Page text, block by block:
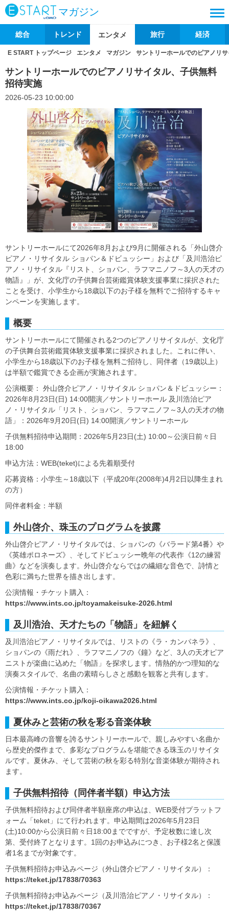
マガジン
総合 トレンド エンタメ 旅行 経済
E START トップページ エンタメ マガジン サントリーホールでのピアノリ
サントリーホールでのピアノリサイタル、子供無料
招待実施
2026-05-23 10:00:00
サントリーホールにて2026年8月および9月に開催される「外山啓介
ピアノ・リサイタル ショパン＆ドビュッシー」および「及川浩治ピ
アノ・リサイタル『リスト、ショパン、ラフマニノフ～3人の天才の
物語』」が、文化庁の子供舞台芸術鑑賞体験支援事業に採択された
ことを受け、小学生から18歳以下のお子様を無料でご招待するキャ
ンペーンを実施します。
概要
サントリーホールにて開催される2つのピアノリサイタルが、文化庁
の子供舞台芸術鑑賞体験支援事業に採択されました。これに伴い、
小学生から18歳以下のお子様を無料ご招待し、同伴者（19歳以上）
は半額で鑑賞できる企画が実施されます。
公演概要： 外山啓介ピアノ・リサイタル ショパン＆ドビュッシー：
2026年8月23日(日) 14:00開演／サントリーホール 及川浩治ピア
ノ・リサイタル「リスト、ショパン、ラフマニノフ～3人の天才の物
語」：2026年9月20日(日) 14:00開演／サントリーホール
子供無料招待申込期間：2026年5月23日(土) 10:00～公演日前々日
18:00
申込方法：WEB(teket)による先着順受付
応募資格：小学生～18歳以下（平成20年(2008年)4月2日以降生まれ
の方）
同伴者料金：半額
外山啓介、珠玉のプログラムを披露
外山啓介ピアノ・リサイタルでは、ショパンの《バラード第4番》や
《英雄ポロネーズ》、そしてドビュッシー晩年の代表作《12の練習
曲》などを演奏します。外山啓介ならではの繊細な音色で、詩情と
色彩に満ちた世界を描き出します。
公演情報・チケット購入：
https://www.ints.co.jp/toyamakeisuke-2026.html
及川浩治、天才たちの「物語」を紐解く
及川浩治ピアノ・リサイタルでは、リストの《ラ・カンパネラ》、
ショパンの《雨だれ》、ラフマニノフの《鐘》など、3人の天才ピア
ニストが楽曲に込めた「物語」を探求します。情熱的かつ理知的な
演奏スタイルで、名曲の素晴らしさと感動を観客と共有します。
公演情報・チケット購入：
https://www.ints.co.jp/koji-oikawa2026.html
夏休みと芸術の秋を彩る音楽体験
日本最高峰の音響を誇るサントリーホールで、親しみやすい名曲か
ら歴史的傑作まで、多彩なプログラムを堪能できる珠玉のリサイタ
ルです。夏休み、そして芸術の秋を彩る特別な音楽体験が期待され
ます。
子供無料招待（同伴者半額）申込方法
子供無料招待および同伴者半額座席の申込は、WEB受付プラットフ
ォーム「teket」にて行われます。申込期間は2026年5月23日
(土)10:00から公演日前々日18:00までですが、予定枚数に達し次
第、受付終了となります。1回のお申込みにつき、お子様2名と保護
者1名までが対象です。
子供無料招待お申込みページ（外山啓介ピアノ・リサイタル）：
https://teket.jp/17838/70363
子供無料招待お申込みページ（及川浩治ピアノ・リサイタル）：
https://teket.jp/17838/70367